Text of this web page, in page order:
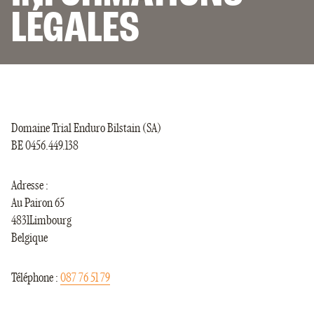
LÉGALES
4 OU 6 PERSONNES
LES APPARTEMENTS
Domaine Trial Enduro Bilstain (SA)
BE 0456.449.138
Adresse :
Au Pairon 65
4831Limbourg
Belgique
Téléphone : 087 76 51 79